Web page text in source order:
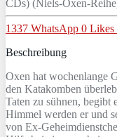
1337 WhatsApp 0 Likes
Beschreibung
Oxen hat wochenlange
den Katakomben
Taten zu sühnen, begibt
Himmel werden er und
von Ex-